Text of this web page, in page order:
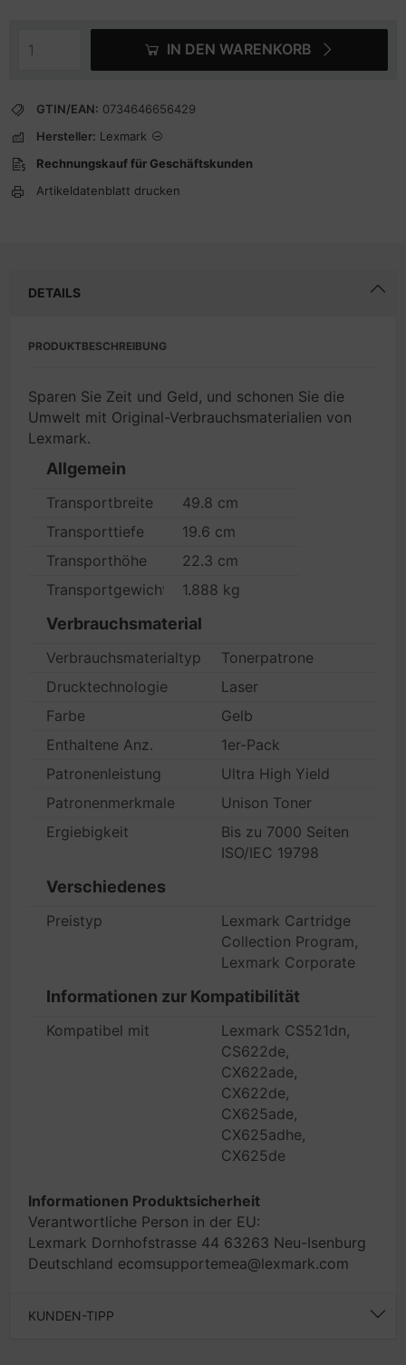
IN DEN WARENKORB
GTIN/EAN: 0734646656429
Hersteller: Lexmark
Rechnungskauf für Geschäftskunden
Artikeldatenblatt drucken
DETAILS
PRODUKTBESCHREIBUNG
Sparen Sie Zeit und Geld, und schonen Sie die
Umwelt mit Original-Verbrauchsmaterialien von
Lexmark.
Allgemein
Transportbreite
49.8 cm
Transporttiefe
19.6 cm
Transporthöhe
22.3 cm
Transportgewicht
1.888 kg
Verbrauchsmaterial
Verbrauchsmaterialtyp
Tonerpatrone
Drucktechnologie
Laser
Farbe
Gelb
Enthaltene Anz.
1er-Pack
Patronenleistung
Ultra High Yield
Patronenmerkmale
Unison Toner
Ergiebigkeit
Bis zu 7000 Seiten
ISO/IEC 19798
Verschiedenes
Preistyp
Lexmark Cartridge
Collection Program,
Lexmark Corporate
Informationen zur Kompatibilität
Kompatibel mit
Lexmark CS521dn,
CS622de,
CX622ade,
CX622de,
CX625ade,
CX625adhe,
CX625de
Informationen Produktsicherheit
Verantwortliche Person in der EU:
Lexmark Dornhofstrasse 44 63263 Neu-Isenburg
Deutschland ecomsupportemea@lexmark.com
KUNDEN-TIPP